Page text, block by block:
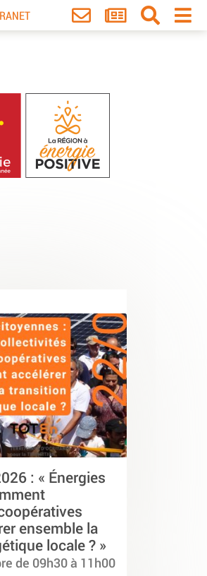
: « Énergies
ensemble la
locale ? »
de 09h30 à 11h00